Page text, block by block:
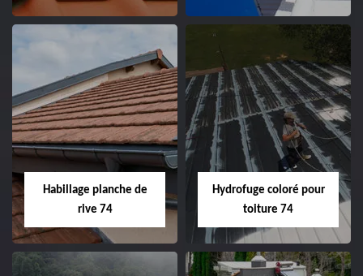
Habillage planche de
rive 74
Hydrofuge coloré pour
toiture 74